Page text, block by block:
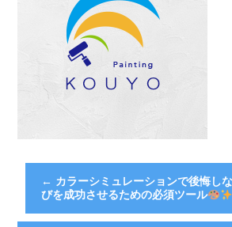
← カラーシミュレーションで後悔し
びを成功させるための必須ツール